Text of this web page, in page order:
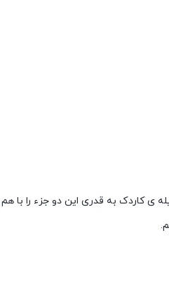
به وسیله ی کاردک به قدری این دو جزء را